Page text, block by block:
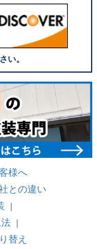
い。
様へ
との違い
｜
｜
替え